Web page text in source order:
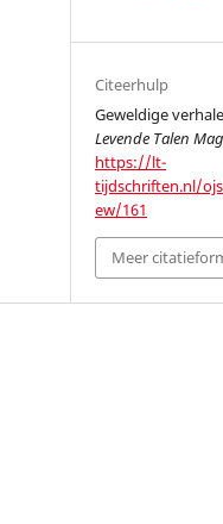
Citeerhulp
Geweldige
Levende Talen
https://lt-
tijdschriften.nl/
ew/161
Meer